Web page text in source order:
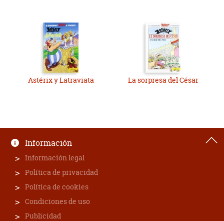
Astérix y Latraviata La sorpresa del César
Información
Información legal
Política de privacidad
Política de cookies
Condiciones de uso
Publicidad